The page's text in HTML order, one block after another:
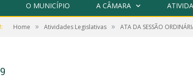
O MUNICÍPIO A CÂMARA
Home » Atividades Legislativas » ATA DA SESSÃO